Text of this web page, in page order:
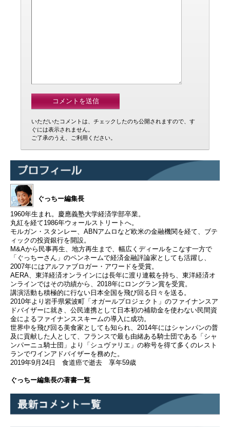
いただいたコメントは、チェックしたのち公開されますので、す
ぐには表示されません。
ご了承のうえ、ご利用ください。
ぐっちー編集長
1960年生まれ。慶應義塾大学経済学部卒業。
丸紅を経て1986年ウォールストリートへ。
モルガン・スタンレー、ABNアムロなど欧米の金融機関を経て、ブテ
ィックの投資銀行を開設。
M&Aから民事再生、地方再生まで、幅広くディールをこなす一方で
「ぐっちーさん」のペンネームで経済金融評論家としても活躍し、
2007年にはアルファブロガー・アワードを受賞。
AERA、東洋経済オンラインには長年に渡り連載を持ち、東洋経済オ
ンラインではその功績から、2018年にロングラン賞を受賞。
講演活動も積極的に行ない日本全国を飛び回る日々を送る。
2010年より岩手県紫波町「オガールプロジェクト」のファイナンスア
ドバイザーに就き、公民連携として日本初の補助金を使わない民間資
金によるファイナンススキームの導入に成功。
世界中を飛び回る美食家としても知られ、2014年にはシャンパンの普
及に貢献した人として、フランスで最も由緒ある騎士団である「シャ
ンパーニュ騎士団」より「シュヴァリエ」の称号を得て多くのレスト
ランでワインアドバイザーを務めた。
2019年9月24日 食道癌で逝去 享年59歳
ぐっちー編集長の著書一覧